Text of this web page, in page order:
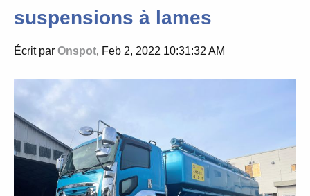
suspensions à lames
Écrit par Onspot, Feb 2, 2022 10:31:32 AM